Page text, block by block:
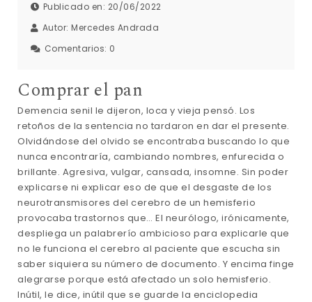
Publicado en: 20/06/2022
Autor: Mercedes Andrada
Comentarios: 0
Comprar el pan
Demencia senil le dijeron, loca y vieja pensó. Los
retoños de la sentencia no tardaron en dar el presente.
Olvidándose del olvido se encontraba buscando lo que
nunca encontraría, cambiando nombres, enfurecida o
brillante. Agresiva, vulgar, cansada, insomne. Sin poder
explicarse ni explicar eso de que el desgaste de los
neurotransmisores del cerebro de un hemisferio
provocaba trastornos que… El neurólogo, irónicamente,
despliega un palabrerío ambicioso para explicarle que
no le funciona el cerebro al paciente que escucha sin
saber siquiera su número de documento. Y encima finge
alegrarse porque está afectado un solo hemisferio.
Inútil, le dice, inútil que se guarde la enciclopedia